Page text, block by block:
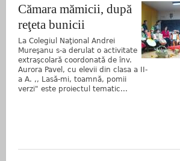
Cămara mămicii, după
reţeta bunicii
La Colegiul Naţional Andrei
Mureşanu s-a derulat o activitate
extraşcolară coordonată de înv.
Aurora Pavel, cu elevii din clasa a II-
a A. ,, Lasă-mi, toamnă, pomii
verzi" este proiectul tematic...